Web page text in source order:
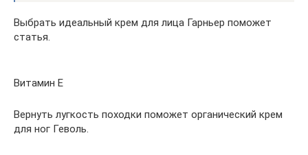
Выбрать идеальный крем для лица Гарньер поможет
статья.
Витамин Е
Вернуть лугкость походки поможет органический крем
для ног Геволь.